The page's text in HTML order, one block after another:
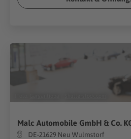
Malc Automobile GmbH & Co.
DE-21629 Neu Wulmstorf